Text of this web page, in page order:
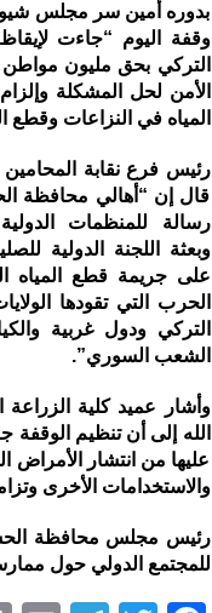
بدوره أمين سر مجلس شيوخ
وقفة اليوم “جاءت
التركي بحق مليون
الأمن لحل المشكلة
المياه في النزاعات
رئيس فرع نقابة
قال إن “أهالي محافظة
رسالة للمنظمات الدولية
وبعثة اللجنة الدولية
على جريمة قطع المياه
الحرب التي تقودها
التركي ودول غربية
الشعب السوري”.
وأشار عميد كلية الزراعة
الله إلى أن تنظيم الوقفة
عليها من انتشار الأمراض
والاستخدامات الأخرى
رئيس مجلس محافظة
للمجتمع الدولي حول